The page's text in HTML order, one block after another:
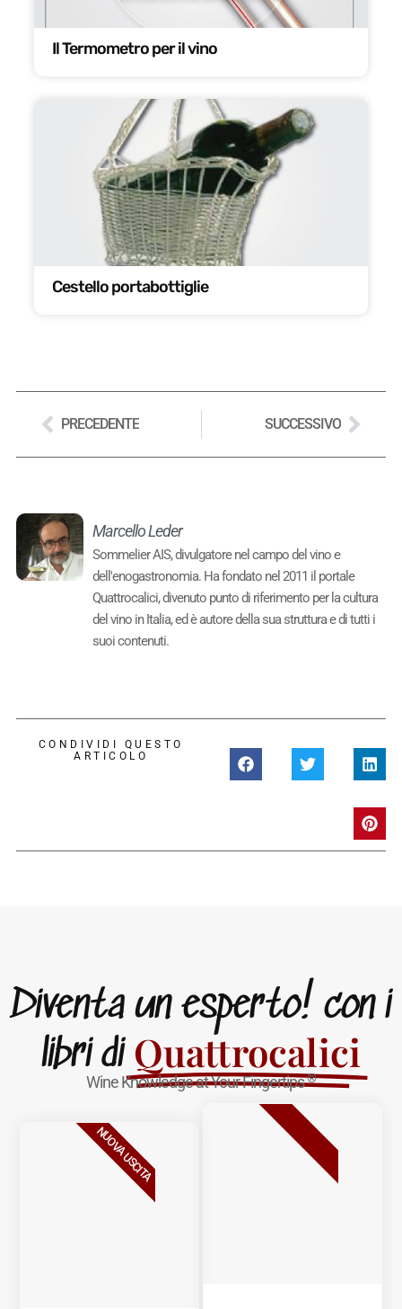
Il Termometro per il vino
Cestello portabottiglie
PRECEDENTE SUCCESSIVO
Marcello Leder
Sommelier AIS, divulgatore nel campo del vino e
dell'enogastronomia. Ha fondato nel 2011 il portale
Quattrocalici, divenuto punto di riferimento per la cultura
del vino in Italia, ed è autore della sua struttura e di tutti i
suoi contenuti.
CONDIVIDI QUESTO
ARTICOLO
Diventa un esperto! con i
libri di Quattrocalici
Wine Knowledge at Your Fingertips®
NUOVA USCITA BESTSELLER